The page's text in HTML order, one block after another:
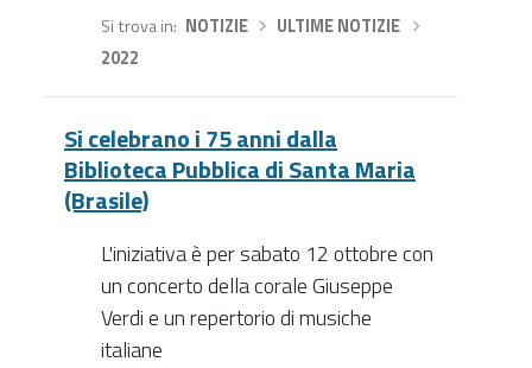
Si trova in NOTIZIE› ULTIME NOTIZIE
2022
Si celebrano i 75 anni dalla
Biblioteca Pubblica di Santa Maria
(Brasile)
L'iniziativa è per sabato 12 ottobre con
un concerto della corale Giuseppe
Verdi e un repertorio di musiche
italiane